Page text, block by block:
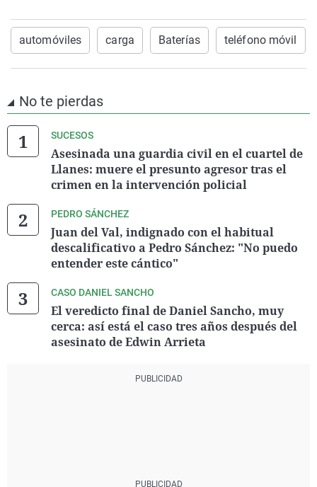
automóviles carga Baterías teléfono móvil
No te pierdas
SUCESOS
Asesinada una guardia civil en el cuartel de
Llanes: muere el presunto agresor tras el
crimen en la intervención policial
PEDRO SÁNCHEZ
Juan del Val, indignado con el habitual
descalificativo a Pedro Sánchez: "No puedo
entender este cántico"
CASO DANIEL SANCHO
El veredicto final de Daniel Sancho, muy
cerca: así está el caso tres años después del
asesinato de Edwin Arrieta